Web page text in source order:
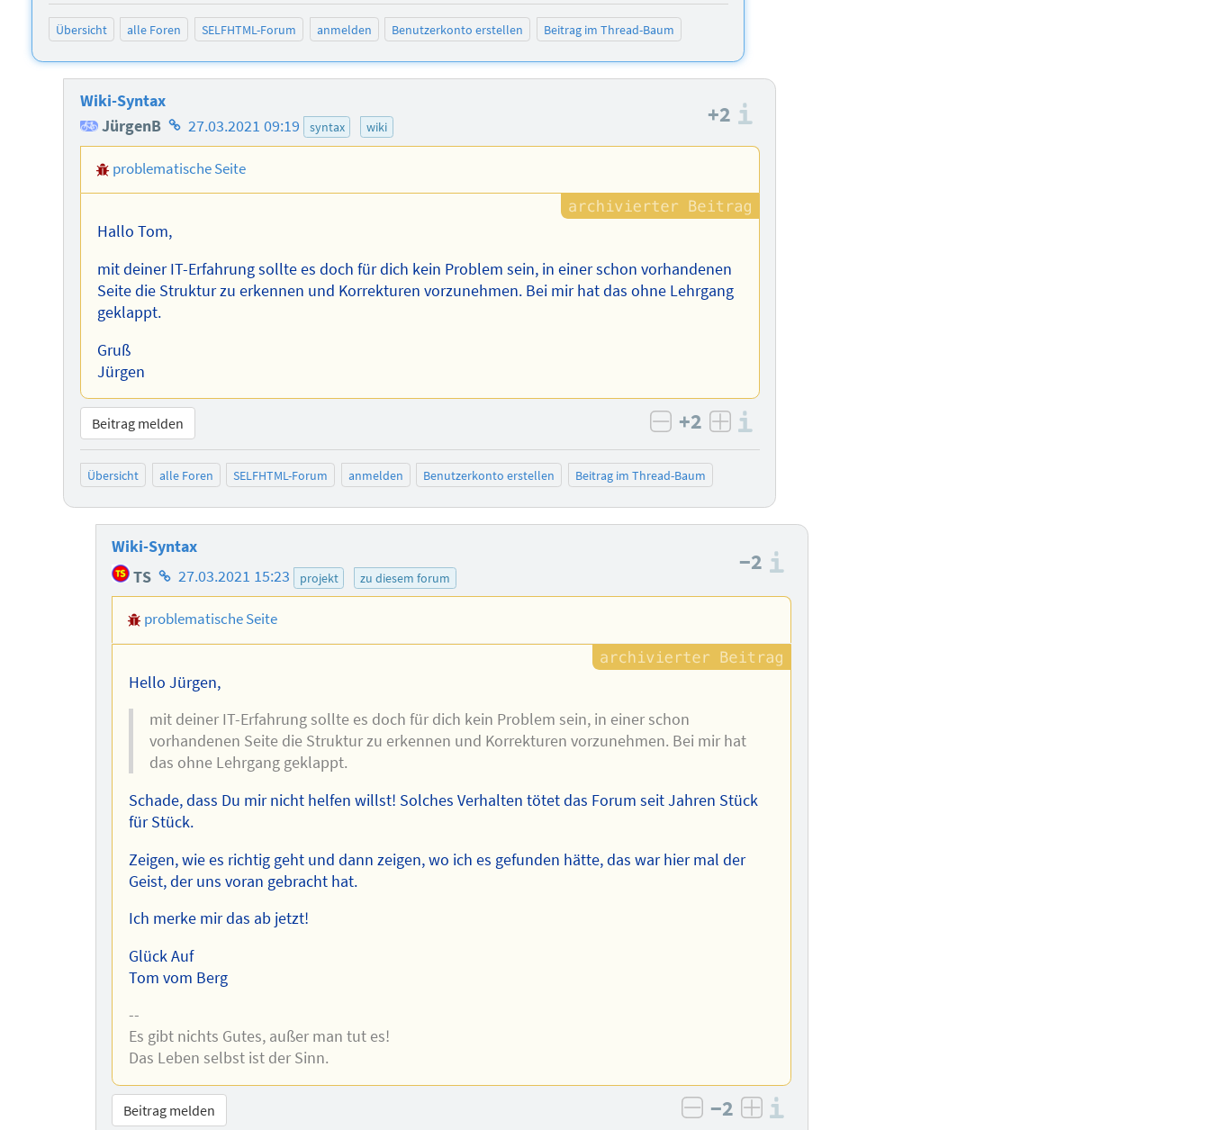
Übersicht alle Foren SELFHTML-Forum anmelden Benutzerkonto erstellen Beitrag im Thread-Baum
Wiki-Syntax
JürgenB Homepage
des
Autors
27.03.2021 09:19 syntax wiki +2
problematische Seite
Hallo Tom,
mit deiner IT-Erfahrung sollte es doch für dich kein Problem sein, in einer schon vorhandenen
Seite die Struktur zu erkennen und Korrekturen vorzunehmen. Bei mir hat das ohne Lehrgang
geklappt.
Gruß
Jürgen
Beitrag melden negativ bewerten
+2 positiv bewerten
Übersicht alle Foren SELFHTML-Forum anmelden Benutzerkonto erstellen Beitrag im Thread-Baum
Wiki-Syntax
TS Homepage
des
Autors
27.03.2021 15:23 projekt zu diesem forum
−2
problematische Seite
Hello Jürgen,
mit deiner IT-Erfahrung sollte es doch für dich kein Problem sein, in einer schon
vorhandenen Seite die Struktur zu erkennen und Korrekturen vorzunehmen. Bei mir hat
das ohne Lehrgang geklappt.
Schade, dass Du mir nicht helfen willst! Solches Verhalten tötet das Forum seit Jahren Stück
für Stück.
Zeigen, wie es richtig geht und dann zeigen, wo ich es gefunden hätte, das war hier mal der
Geist, der uns voran gebracht hat.
Ich merke mir das ab jetzt!
Glück Auf
Tom vom Berg
--
Es gibt nichts Gutes, außer man tut es!
Das Leben selbst ist der Sinn.
Beitrag melden negativ bewerten
−2 positiv bewerten